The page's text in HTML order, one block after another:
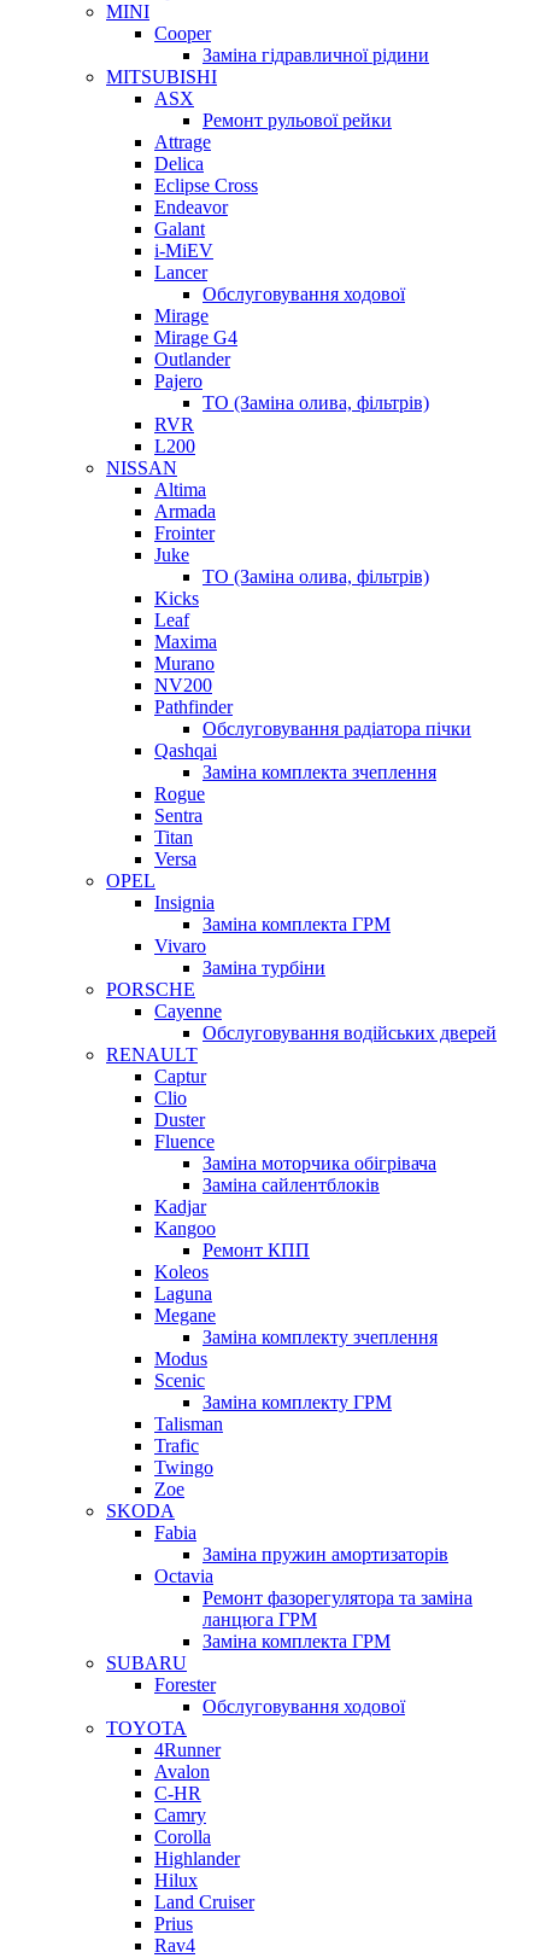
MINI
Cooper
Заміна гідравличної рідини
MITSUBISHI
ASX
Ремонт рульової рейки
Attrage
Delica
Eclipse Cross
Endeavor
Galant
i-MiEV
Lancer
Обслуговування ходової
Mirage
Mirage G4
Outlander
Pajero
ТО (Заміна олива, фільтрів)
RVR
L200
NISSAN
Altima
Armada
Frointer
Juke
ТО (Заміна олива, фільтрів)
Kicks
Leaf
Maxima
Murano
NV200
Pathfinder
Обслуговування радіатора пічки
Qashqai
Заміна комплекта зчеплення
Rogue
Sentra
Titan
Versa
OPEL
Insignia
Заміна комплекта ГРМ
Vivaro
Заміна турбіни
PORSCHE
Cayenne
Обслуговування водійських дверей
RENAULT
Captur
Clio
Duster
Fluence
Заміна моторчика обігрівача
Заміна сайлентблоків
Kadjar
Kangoo
Ремонт КПП
Koleos
Laguna
Megane
Заміна комплекту зчеплення
Modus
Scenic
Заміна комплекту ГРМ
Talisman
Trafic
Twingo
Zoe
SKODA
Fabia
Заміна пружин амортизаторів
Octavia
Ремонт фазорегулятора та заміна
ланцюга ГРМ
Заміна комплекта ГРМ
SUBARU
Forester
Обслуговування ходової
TOYOTA
4Runner
Avalon
C-HR
Camry
Corolla
Highlander
Hilux
Land Cruiser
Prius
Rav4